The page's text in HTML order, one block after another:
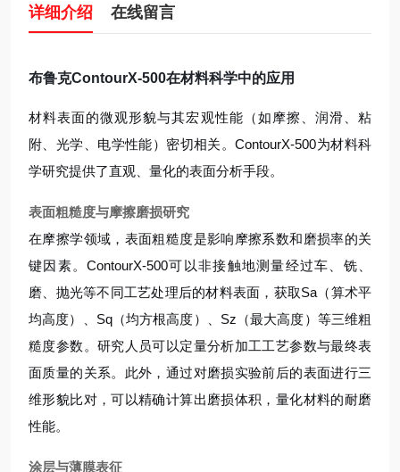
详细介绍 在线留言
布鲁克ContourX-500在材料科学中的应用
材料表面的微观形貌与其宏观性能（如摩擦、润滑、粘
附、光学、电学性能）密切相关。ContourX-500为材料科
学研究提供了直观、量化的表面分析手段。
表面粗糙度与摩擦磨损研究
在摩擦学领域，表面粗糙度是影响摩擦系数和磨损率的关
键因素。ContourX-500可以非接触地测量经过车、铣、
磨、抛光等不同工艺处理后的材料表面，获取Sa（算术平
均高度）、Sq（均方根高度）、Sz（最大高度）等三维粗
糙度参数。研究人员可以定量分析加工工艺参数与最终表
面质量的关系。此外，通过对磨损实验前后的表面进行三
维形貌比对，可以精确计算出磨损体积，量化材料的耐磨
性能。
涂层与薄膜表征